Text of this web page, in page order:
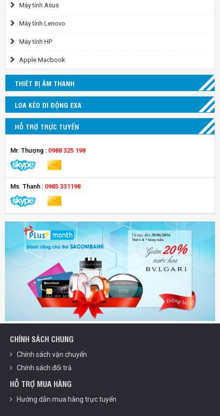
Máy tính Asus
Máy tính Lenovo
Máy tính HP
Apple Macbook
THIÊT BỊ ÂM THANH
LOA KÉO DI ĐỘNG EXA
HỖ TRỢ TRỰC TUYẾN
Mr. Thượng : 0988 325 198
Ms. Thanh : 0985 331198
CHÍNH SÁCH CHUNG
Chính sách vận chuyển
Chính sách đổi trả
HỖ TRỢ MUA HÀNG
Hướng dẫn mua hàng trực tuyến